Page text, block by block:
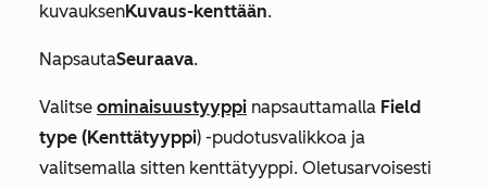
kuvauksenKuvaus-kenttään.
NapsautaSeuraava.
Valitse ominaisuustyyppi napsauttamalla Field
type (Kenttätyyppi) -pudotusvalikkoa ja
valitsemalla sitten kenttätyyppi. Oletusarvoisesti